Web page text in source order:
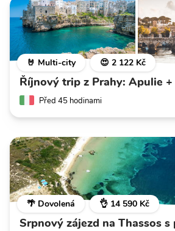
🤘 Multi-city 😍 2 122 Kč
Říjnový trip z Prahy: Apulie +
Před 45 hodinami
🌴 Dovolená 👌 14 590 Kč
Srpnový zájezd na Thassos